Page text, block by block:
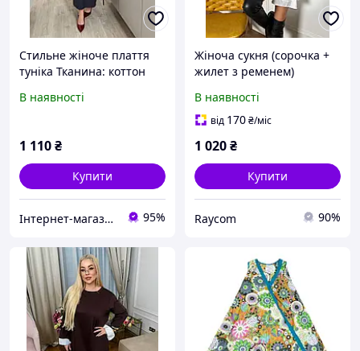
Стильне жіноче плаття
туніка Тканина: коттон
60-62
В наявності
1 110₴
Купити
Інтернет-магазин "Подружки" 95%
Жіноча сукня (сорочка +
жилет з ременем)
двостороння ангора, в
універсальному розмірі
В наявності
від 170₴/міс
1 020₴
Купити
Raycom 90%